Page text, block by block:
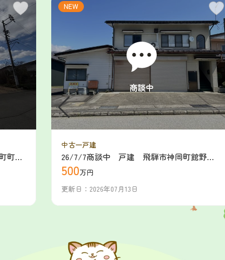
町
NEW
中古一戸建
26/7/7商談中 戸建 飛騨市神岡町館野
町 500万（2026/4/29新規）
500万円
更新日：2026年07月13日